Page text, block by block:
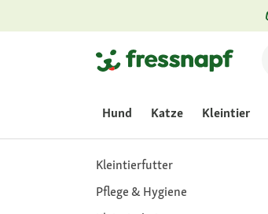
Hund Katze Kleintier
Kleintierfutter
Pflege & Hygiene